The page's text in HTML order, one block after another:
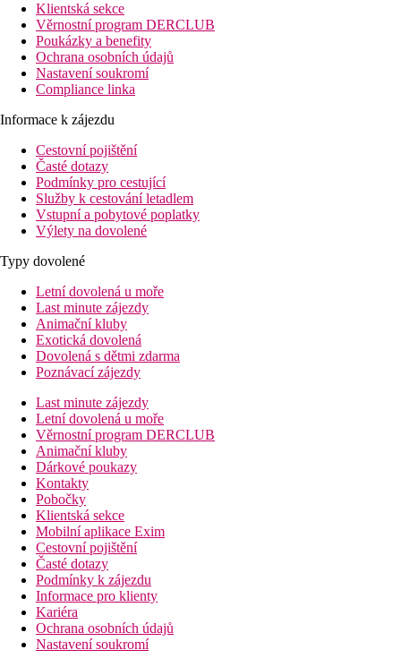
Klientská sekce
Věrnostní program DERCLUB
Poukázky a benefity
Ochrana osobních údajů
Nastavení soukromí
Compliance linka
Informace k zájezdu
Cestovní pojištění
Časté dotazy
Podmínky pro cestující
Služby k cestování letadlem
Vstupní a pobytové poplatky
Výlety na dovolené
Typy dovolené
Letní dovolená u moře
Last minute zájezdy
Animační kluby
Exotická dovolená
Dovolená s dětmi zdarma
Poznávací zájezdy
Last minute zájezdy
Letní dovolená u moře
Věrnostní program DERCLUB
Animační kluby
Dárkové poukazy
Kontakty
Pobočky
Klientská sekce
Mobilní aplikace Exim
Cestovní pojištění
Časté dotazy
Podmínky k zájezdu
Informace pro klienty
Kariéra
Ochrana osobních údajů
Nastavení soukromí